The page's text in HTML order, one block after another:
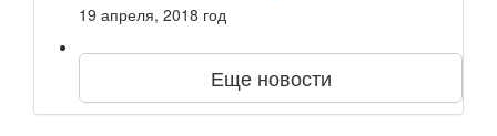
19 апреля, 2018 год
Еще новости